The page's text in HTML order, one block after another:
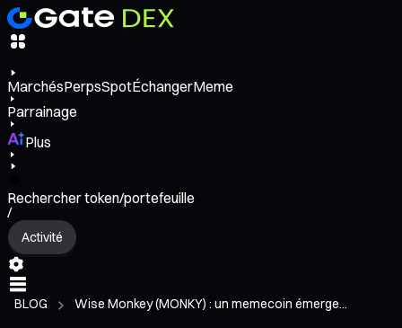
MarchésPerpsSpotÉchangerMeme
Parrainage
Plus
Rechercher token/portefeuille
/
Activité
BLOG Wise Monkey (MONKY) : un memecoin émerge...